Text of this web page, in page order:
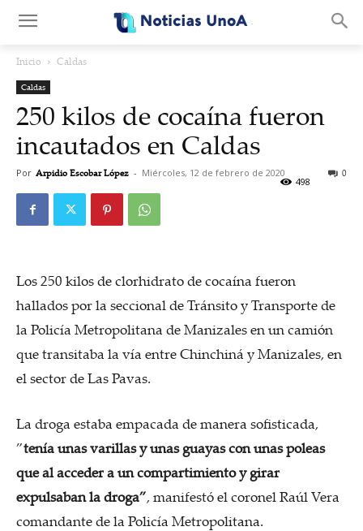
Inicio Caldas
Caldas
250 kilos de cocaína fueron
incautados en Caldas
Por Arpidio Escobar López - Miércoles, 12 de febrero de 2020 0
498
Los 250 kilos de clorhidrato de cocaína fueron
hallados por la seccional de Tránsito y Transporte de
la Policía Metropolitana de Manizales en un camión
que transitaba la vía entre Chinchiná y Manizales, en
el sector de Las Pavas.
La droga estaba empacada de manera sofisticada,
”tenía unas varillas y unas guayas con unas poleas
que al acceder a un compartimiento y girar
expulsaban la droga”, manifestó el coronel Raúl Vera
comandante de la Policía Metropolitana.